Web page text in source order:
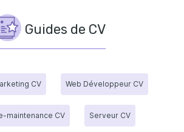
Guides de CV
CV Web Développeur CV
maintenance CV Serveur CV